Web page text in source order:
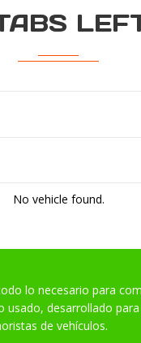
No vehicle found.
lo necesario para
usado, desarrollado
de vehículos.